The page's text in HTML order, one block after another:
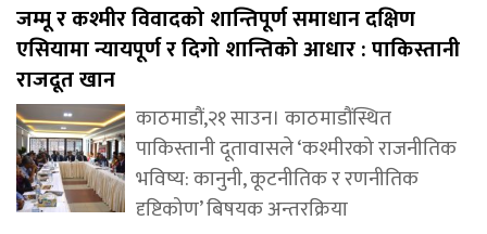
जम्मू र कश्मीर विवादको शान्तिपूर्ण समाधान दक्षिण
एसियामा न्यायपूर्ण र दिगो शान्तिको आधार : पाकिस्तानी
राजदूत खान
काठमाडौं,२१ साउन। काठमाडौंस्थित
पाकिस्तानी दूतावासले ‘कश्मीरको राजनीतिक
भविष्य: कानुनी, कूटनीतिक र रणनीतिक
दृष्टिकोण’ बिषयक अन्तरक्रिया